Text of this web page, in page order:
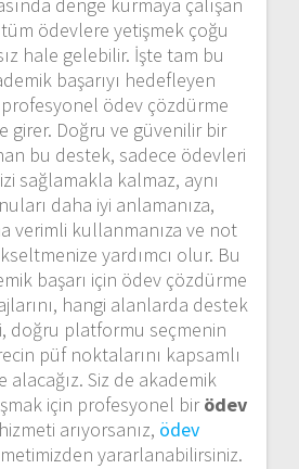
denge kurmaya çalışan
ödevlere yetişmek çoğu
hale gelebilir. İşte tam bu
başarıyı hedefleyen
ödev çözdürme
girer. Doğru ve güvenilir bir
bu destek, sadece ödevleri
sağlamakla kalmaz, aynı
daha iyi anlamanıza,
verimli kullanmanıza ve not
yardımcı olur. Bu
başarı için ödev çözdürme
hangi alanlarda destek
doğru platformu seçmenin
püf noktalarını kapsamlı
alacağız. Siz de akademik
için profesyonel birödev
hizmeti arıyorsanız, ödev
yararlanabilirsiniz.